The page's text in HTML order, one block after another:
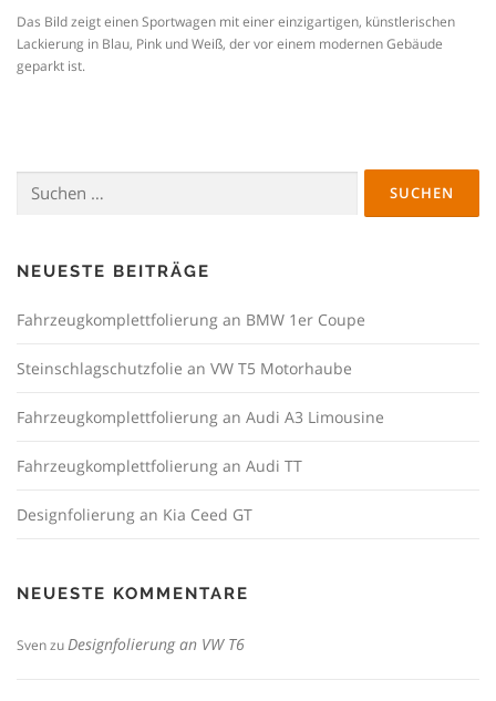
Das Bild zeigt einen Sportwagen mit einer einzigartigen, künstlerischen
Lackierung in Blau, Pink und Weiß, der vor einem modernen Gebäude
geparkt ist.
nach:
NEUESTE BEITRÄGE
Fahrzeugkomplettfolierung an BMW 1er Coupe
Steinschlagschutzfolie an VW T5 Motorhaube
Fahrzeugkomplettfolierung an Audi A3 Limousine
Fahrzeugkomplettfolierung an Audi TT
Designfolierung an Kia Ceed GT
NEUESTE KOMMENTARE
SvenzuDesignfolierung an VW T6